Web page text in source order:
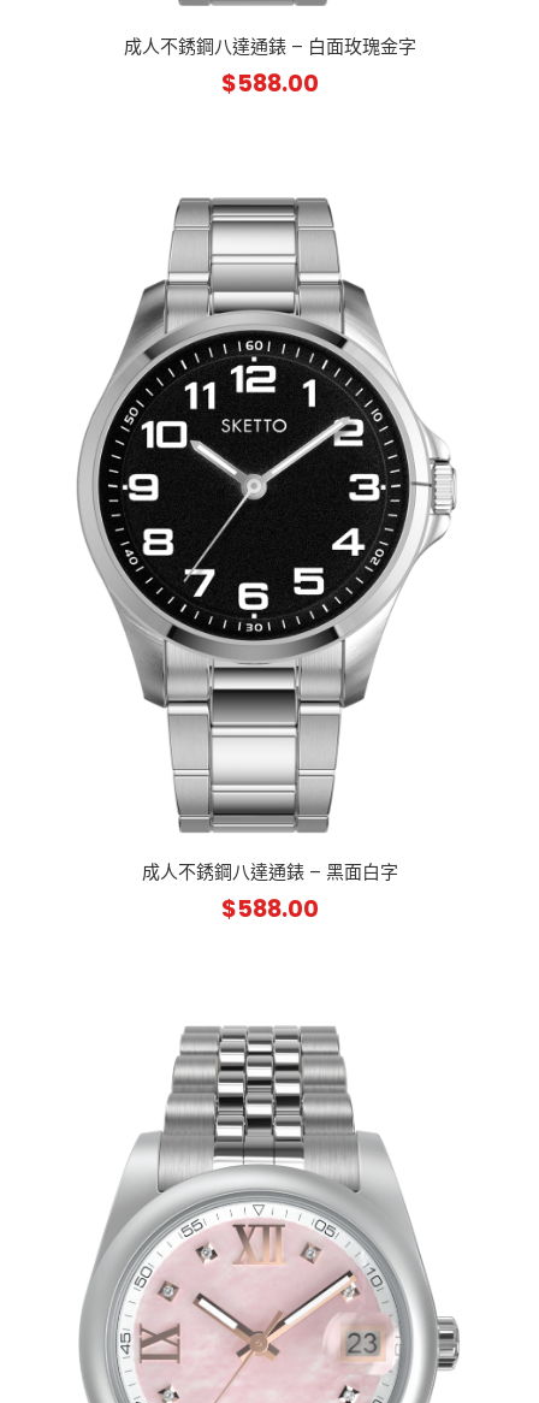
成人不銹鋼八達通錶 – 白面玫瑰金字
$588.00
成人不銹鋼八達通錶 – 黑面白字
$588.00